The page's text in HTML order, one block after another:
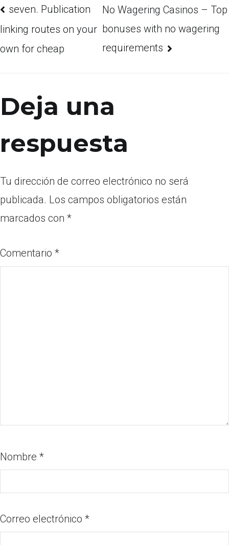
seven. Publication
linking routes on your
own for cheap
No Wagering Casinos – Top
bonuses with no wagering
requirements
Deja una
respuesta
Tu dirección de correo electrónico no será
publicada. Los campos obligatorios están
marcados con *
Comentario *
Nombre *
Correo electrónico *